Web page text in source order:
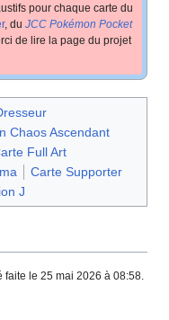
pour chaque carte du
, du JCC Pokémon Pocket
de lire la page du projet
Chaos Ascendant
Full Art
Carte Supporter
J
faite le 25 mai 2026 à 08:58.